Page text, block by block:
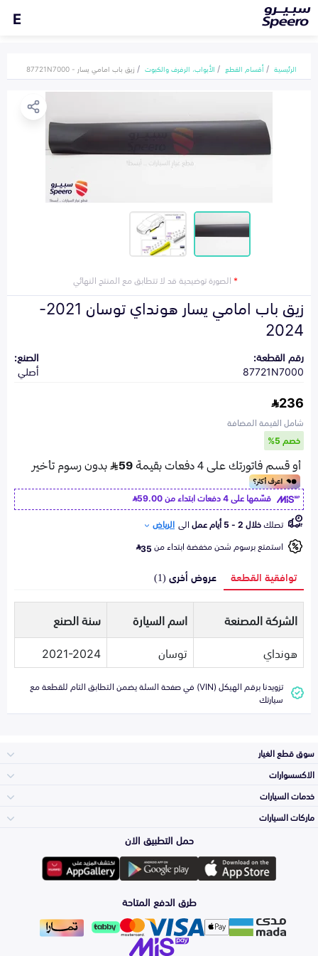
E
الرئيسية أقسام القطع الأبواب، الرفرف والكبوت زيق باب امامي يسار - 87721N7000
*الصورة توضيحية قد لا تتطابق مع المنتج النهائي
زيق باب امامي يسار هونداي توسان 2021-
2024
رقم القطعة:
87721N7000
الصنع:
أصلي
236
شامل القيمة المضافة
خصم 5%
قسّمها على 4 دفعات ابتداء من
59.00
تصلكخلال 2 - 5 أيام عمل الى الرياض
استمتع برسوم شحن مخفضة ابتداء من35
توافقية القطعة عروض أخرى (1)
الشركة المصنعة اسم السيارة
سنة الصنع
هونداي
توسان 2021-2024
تزويدنا برقم الهيكل (VIN) في صفحة السلة يضمن التطابق التام للقطعة مع
سيارتك
سوق قطع الغيار
المكائن، القيرات
وملحقاتها
الشمعات
والاصطبات (الاضاءة)
الاكسسوارات
لوازم الرحلات
اكسسوارات العناية
خدمات السيارات
الأكثر مبيعاً
التلميع والعناية
ماركات السيارات
تويوتا
هيونداي
حمل التطبيق الان
طرق الدفع المتاحة